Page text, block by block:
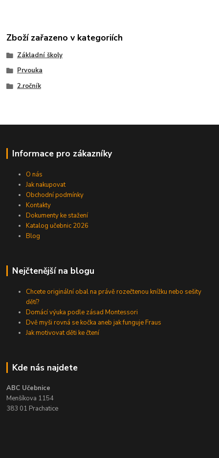
Zboží zařazeno v kategoriích
Základní školy
Prvouka
2.ročník
Informace pro zákazníky
O nás
Jak nakupovat
Obchodní podmínky
Kontakty
Dokumenty ke stažení
Katalog učebnic 2026
Blog
Nejčtenější na blogu
Chcete originální obal na právě rozečtenou knížku nebo sešity
dětí?
Domácí výuka podle zásad Montessori
Dvě myši rovná se kočka aneb jak funguje Fraus
Jak motivovat děti ke čtení
Kde nás najdete
ABC Učebnice
Menšíkova 1154
383 01 Prachatice